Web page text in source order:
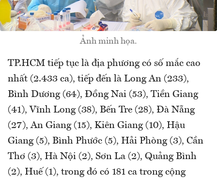
Ảnh minh họa.
TP.HCM tiếp tục là địa phương có số mắc cao
nhất (2.433 ca), tiếp đến là Long An (233),
Bình Dương (64), Đồng Nai (53), Tiền Giang
(41), Vĩnh Long (38), Bến Tre (28), Đà Nẵng
(27), An Giang (15), Kiên Giang (10), Hậu
Giang (5), Bình Phước (5), Hải Phòng (3), Cần
Thơ (3), Hà Nội (2), Sơn La (2), Quảng Bình
(2), Huế (1), trong đó có 181 ca trong cộng